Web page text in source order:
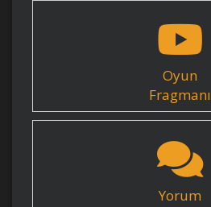
Oyun
Fragmanı
Yorum